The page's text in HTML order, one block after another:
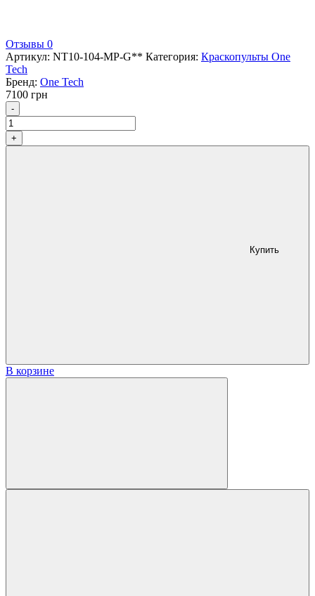
Отзывы 0
Артикул: NT10-104-MP-G** Категория: Краскопульты One
Tech
Бренд: One Tech
7100 грн
- Количество
+
Купить
В корзине